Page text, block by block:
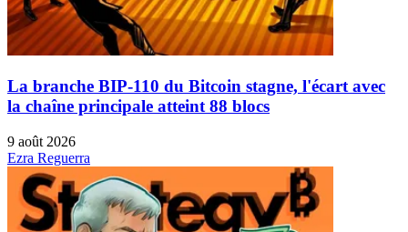
La branche BIP-110 du Bitcoin stagne, l'écart avec
la chaîne principale atteint 88 blocs
9 août 2026
Ezra Reguerra